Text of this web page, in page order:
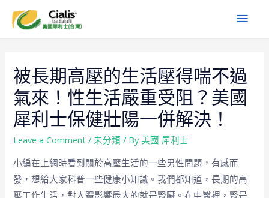
被長期高壓的生活壓得喘不過
氣來！性生活嚴重受阻？美國
犀利士保健壯陽一併解決！
Leave a Comment / 未分類 / By美國 犀利士
小編在上網時看到關於高壓生活的一些男性問題，有感而
發，想給大家科普一些健康小知識。我們都知道，長期的高
壓工作生活，對人體影響最大的就是腎臟。在中醫裡，腎是